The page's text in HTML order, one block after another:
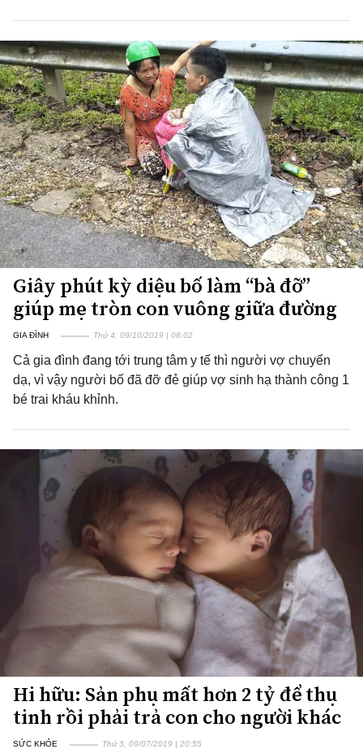
Giây phút kỳ diệu bố làm “bà đỡ”
giúp mẹ tròn con vuông giữa đường
GIA ĐÌNH Thứ 4, 09/10/2019 | 08:02
Cả gia đình đang tới trung tâm y tế thì người vợ chuyển
dạ, vì vậy người bố đã đỡ đẻ giúp vợ sinh hạ thành công 1
bé trai kháu khỉnh.
Hi hữu: Sản phụ mất hơn 2 tỷ để thụ
tinh rồi phải trả con cho người khác
SỨC KHỎE Thứ 3, 09/07/2019 | 20:55